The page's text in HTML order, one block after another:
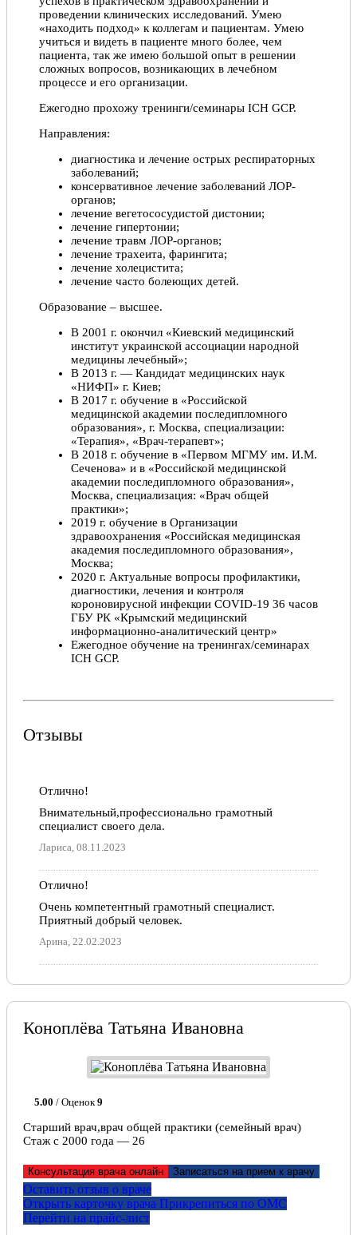
Отличный специалист, в деталях вникнула в мою
ситуацию. Очень понравилось отношение. Спасибо
огромное
Елена, 04.03.2020
Больше бы таких отзывчивых и хороших врачей!
Профессионал своего дела!
проведении клинических исследований. Умею
«находить подход» к коллегам и пациентам. Умею
учиться и видеть в пациенте много более, чем
пациента, так же имею большой опыт в решении
сложных вопросов, возникающих в лечебном
процессе и его организации.
Ежегодно прохожу тренинги/семинары ICH GCP.
Направления:
диагностика и лечение острых респираторных
заболеваний;
консервативное лечение заболеваний ЛОР-
органов;
лечение вегетососудистой дистонии;
лечение гипертонии;
лечение травм ЛОР-органов;
лечение трахеита, фарингита;
лечение холецистита;
лечение часто болеющих детей.
Образование – высшее.
В 2001 г. окончил «Киевский медицинский
институт украинской ассоциации народной
медицины лечебный»;
В 2013 г. — Кандидат медицинских наук
«НИФП» г. Киев;
В 2017 г. обучение в «Российской
медицинской академии последипломного
образования», г. Москва, специализации:
«Терапия», «Врач-терапевт»;
В 2018 г. обучение в «Первом МГМУ им. И.М.
Сеченова» и в «Российской медицинской
академии последипломного образования»,
Москва, специализация: «Врач общей
практики»;
2019 г. обучение в Организации
здравоохранения «Российская медицинская
академия последипломного образования»,
Москва;
2020 г. Актуальные вопросы профилактики,
диагностики, лечения и контроля
короновирусной инфекции COVID-19 36 часов
ГБУ РК «Крымский медицинский
информационно-аналитический центр»
Ежегодное обучение на тренингах/семинарах
ICH GCP.
Отзывы
Отлично!
Внимательный,профессионально грамотный
специалист своего дела.
Лариса, 08.11.2023
Отлично!
Очень компетентный грамотный специалист.
Приятный добрый человек.
Арина, 22.02.2023
Коноплёва Татьяна Ивановна
5.00 / Оценок9
Старший врач,врач общей практики (семейный врач)
Стаж с 2000 года — 26
Консультация врача онлайн Записаться на прием к врачу
Оставить отзыв о враче
Открыть карточку врача Прикрепитьcя по ОМС
Перейти на прайс-лист